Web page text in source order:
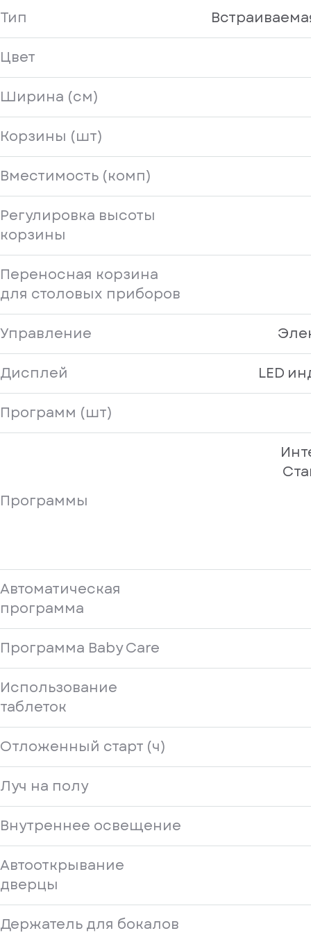
Тип
Цвет
Ширина (см)
Корзины (шт)
Вместимость (комп)
Регулировка высоты
корзины
Переносная корзина
для столовых приборов
Управление
Дисплей
LED
Программ (шт)
Программы
Автоматическая
программа
Программа Baby Care
Использование
таблеток
Отложенный старт (ч)
Луч на полу
Внутреннее освещение
Автооткрывание
дверцы
Держатель для бокалов